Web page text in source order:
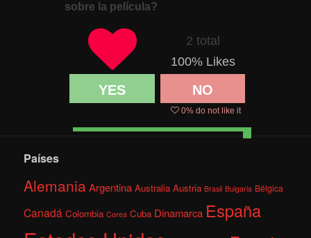
sobre la película?
2 total
100% Likes
YES NO
0% do not like it
Países
AlemaniaArgentina Australia Austria Brasil Bulgaria Bélgica
Canadá Colombia Corea Cuba Dinamarca España